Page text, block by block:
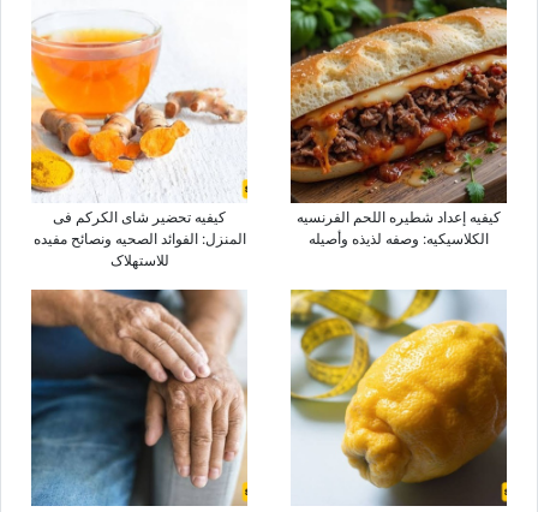
کیفیه إعداد شطیره اللحم الفرنسیه
الکلاسیکیه: وصفه لذیذه وأصیله
کیفیه تحضیر شای الکرکم فی
المنزل: الفوائد الصحیه ونصائح مفیده
للاستهلاک